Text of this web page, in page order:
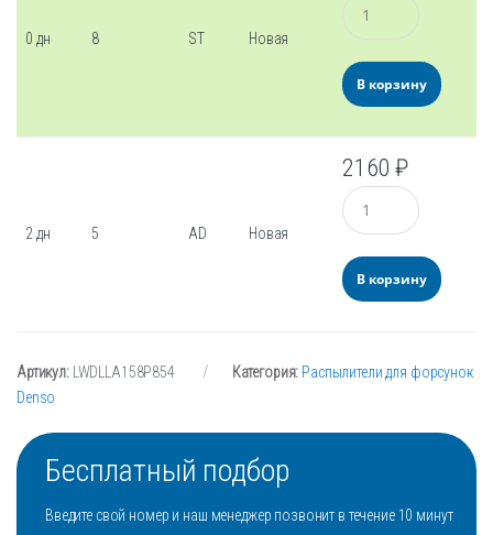
0 дн 8 ST Новая
В корзину
2 дн 5 AD Новая
2160₽
Количество
В корзину
Артикул: LWDLLA158P854 Категория: Распылители для форсунок
Denso
Бесплатный подбор
Введите свой номер и наш менеджер позвонит в течение 10 минут